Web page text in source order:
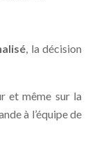
, la décision
et même sur la
à l’équipe de